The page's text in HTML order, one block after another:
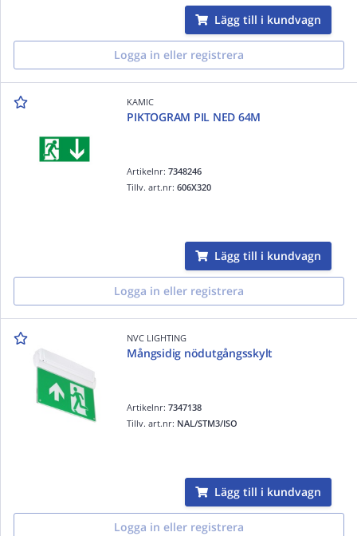
Lägg till i kundvagn
Logga in eller registrera
KAMIC
PIKTOGRAM PIL NED 64M
Artikelnr:7348246
Tillv. art.nr:606X320
Lägg till i kundvagn
Logga in eller registrera
NVC LIGHTING
Mångsidig nödutgångsskylt
Artikelnr:7347138
Tillv. art.nr: NAL/STM3/ISO
Lägg till i kundvagn
Logga in eller registrera